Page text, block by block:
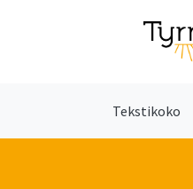
Tekstikoko